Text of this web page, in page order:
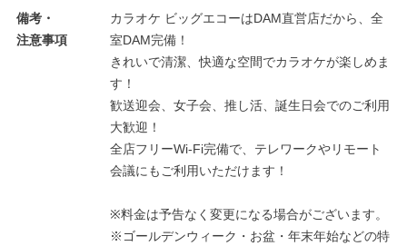
備考・
注意事項
カラオケ ビッグエコーはDAM直営店だから、全
室DAM完備！
きれいで清潔、快適な空間でカラオケが楽しめま
す！
歓送迎会、女子会、推し活、誕生日会でのご利用
大歓迎！
全店フリーWi-Fi完備で、テレワークやリモート
会議にもご利用いただけます！
※料金は予告なく変更になる場合がございます。
※ゴールデンウィーク・お盆・年末年始などの特